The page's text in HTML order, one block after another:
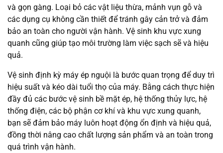
và gọn gàng. Loại bỏ các vật liệu thừa, mảnh vụn gỗ và
các dụng cụ không cần thiết để tránh gây cản trở và đảm
bảo an toàn cho người vận hành. Vệ sinh khu vực xung
quanh cũng giúp tạo môi trường làm việc sạch sẽ và hiệu
quả.
Vệ sinh định kỳ máy ép nguội là bước quan trọng để duy trì
hiệu suất và kéo dài tuổi thọ của máy. Bằng cách thực hiện
đầy đủ các bước vệ sinh bề mặt ép, hệ thống thủy lực, hệ
thống điện, các bộ phận cơ khí và khu vực xung quanh,
bạn sẽ đảm bảo máy luôn hoạt động ổn định và hiệu quả,
đồng thời nâng cao chất lượng sản phẩm và an toàn trong
quá trình vận hành.